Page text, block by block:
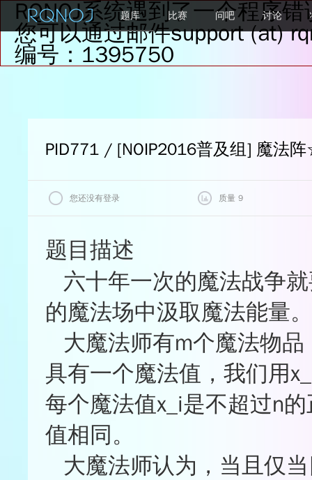
RQNOJ系统遇到了一个程序错
您可以通过邮件support (at)
编号：1395750
题库 比赛 问吧 讨论
PID771 / [NOIP2016普及组] 魔法阵
您还没有登录
查看最后一次评测记录
质量 9
★★★★★
★★★★☆
★★★☆☆
★★☆☆☆
★☆☆☆☆
6.2%
0%
0%
6.2%
★ ★ ★★ ☆
题目描述
六十年一次的魔法战争
的魔法场中汲取魔法能量。
大魔法师有m个魔法物
具有一个魔法值，我们用
每个魔法值x_i是不超过n
值相同。
大魔法师认为，当且仅